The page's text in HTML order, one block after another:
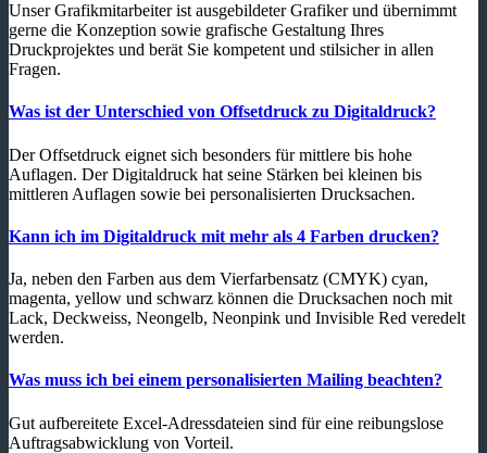
Unser Grafikmitarbeiter ist ausgebildeter Grafiker und übernimmt
gerne die Konzeption sowie grafische Gestaltung Ihres
Druckprojektes und berät Sie kompetent und stilsicher in allen
Fragen.
Was ist der Unterschied von Offsetdruck zu Digitaldruck?
Der Offsetdruck eignet sich besonders für mittlere bis hohe
Auflagen. Der Digitaldruck hat seine Stärken bei kleinen bis
mittleren Auflagen sowie bei personalisierten Drucksachen.
Kann ich im Digitaldruck mit mehr als 4 Farben drucken?
Ja, neben den Farben aus dem Vierfarbensatz (CMYK) cyan,
magenta, yellow und schwarz können die Drucksachen noch mit
Lack, Deckweiss, Neongelb, Neonpink und Invisible Red veredelt
werden.
Was muss ich bei einem personalisierten Mailing beachten?
Gut aufbereitete Excel-Adressdateien sind für eine reibungslose
Auftragsabwicklung von Vorteil.